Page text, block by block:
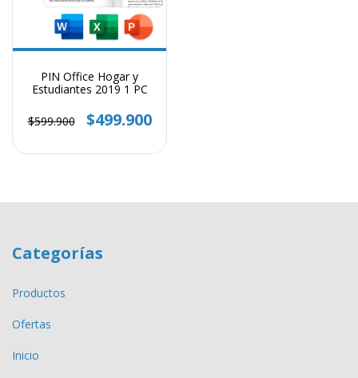
PIN Office Hogar y
Estudiantes 2019 1 PC
$599.900 $499.900
Categorías
Productos
Ofertas
Inicio